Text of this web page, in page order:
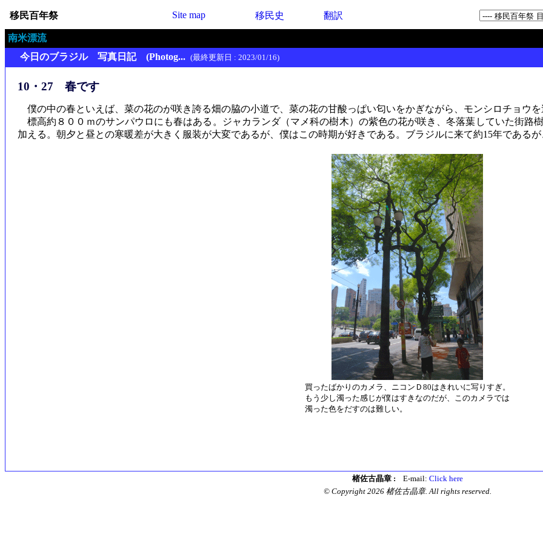
移民百年祭 Site map 移民史 翻訳
南米漂流
今日のブラジル 写真日記 (Photog... (最終更新日 : 2023/01/16)
10・27 春です
僕の中の春といえば、菜の花のが咲き誇る畑の脇の小道で、菜の花の甘酸っぱい匂いをかぎながら、モンシロチョウを
標高約８００ｍのサンパウロにも春はある。ジャカランダ（マメ科の樹木）の紫色の花が咲き、冬落葉していた街路
加える。朝夕と昼との寒暖差が大きく服装が大変であるが、僕はこの時期が好きである。ブラジルに来て約15年である
買ったばかりのカメラ、ニコンＤ80はきれいに写りすぎ。
もう少し濁った感じが僕はすきなのだが、このカメラでは
濁った色をだすのは難しい。
楮佐古晶章 : E-mail: Click here
© Copyright 2026 楮佐古晶章. All rights reserved.